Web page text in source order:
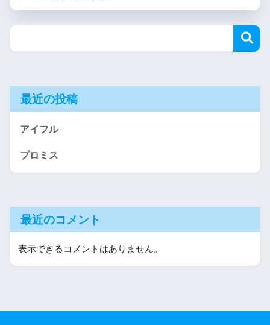
最近の投稿
アイフル
プロミス
最近のコメント
表示できるコメントはありません。